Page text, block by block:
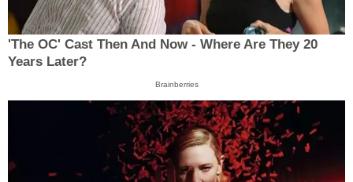
'The OC' Cast Then And Now - Where Are They 20
Years Later?
Brainberries